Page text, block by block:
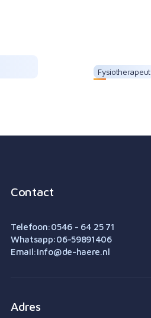
Fysiotherapeut
Contact
Telefoon:0546 - 64 25 71
Whatsapp:06-59891406
Email:info@de-haere.nl
Adres